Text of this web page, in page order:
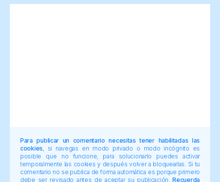
Para publicar un comentario necesitas tener habilitadas las
cookies , si navegas en modo privado o modo incógnito es
posible que no funcione, para solucionarlo puedes activar
temporalmente las cookies y después volver a bloquearlas. Si tu
comentario no se publica de forma automática es porque primero
debe ser revisado antes de aceptar su publicación.Recuerda